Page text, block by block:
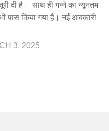
दी है। साथ ही गन्ने का न्यूनतम
पास किया गया है। नई आबकारी
3, 2025